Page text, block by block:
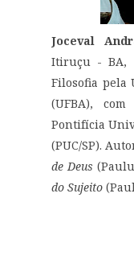
Joceval
Itiruçu - BA,
Filosofia pela
(UFBA),
Pontifícia
(PUC/SP).
de Deus
do Sujeito